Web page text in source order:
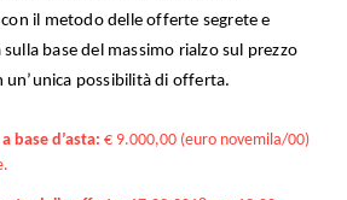
il metodo delle offerte segrete e
sulla base del massimo rialzo sul prezzo
un’unica possibilità di offerta.
base d’asta: € 9.000,00 (euro novemila/00)